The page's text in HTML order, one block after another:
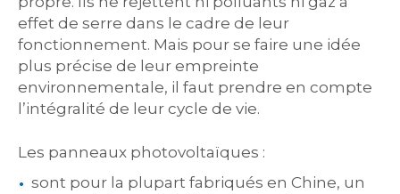
effet de serre dans le cadre de leur
fonctionnement. Mais pour se faire une idée
plus précise de leur empreinte
environnementale, il faut prendre en compte
l’intégralité de leur cycle de vie.
Les panneaux photovoltaïques :
sont pour la plupart fabriqués en Chine, un